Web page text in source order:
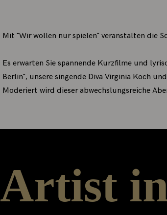
Mit "Wir wollen nur spielen" veranstalten die
Es erwarten Sie spannende Kurzfilme und
Berlin", unsere singende Diva Virginia Koch
Moderiert wird dieser abwechslungsreiche
Artist in